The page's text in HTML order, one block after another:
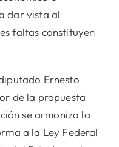
dar vista al
faltas constituyen
Ernesto
de la propuesta
se armoniza la
a la Ley Federal